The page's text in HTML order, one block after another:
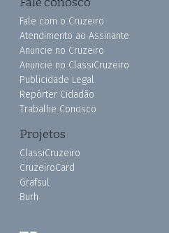
Fale com o Cruzeiro
Atendimento ao Assinante
Anuncie no Cruzeiro
Anuncie no ClassiCruzeiro
Publicidade Legal
Repórter Cidadão
Trabalhe Conosco
Projetos
ClassiCruzeiro
CruzeiroCard
Grafsul
Burh